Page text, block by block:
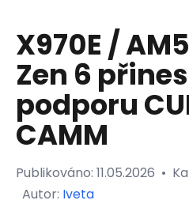
X970E /
Zen 6
podporu
CAMM
Publikováno: 11.05.2026 •
Autor: Iveta